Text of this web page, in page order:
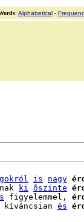
: Alphabetical-
is nagy
ki õszinte
figyelemmel,
és